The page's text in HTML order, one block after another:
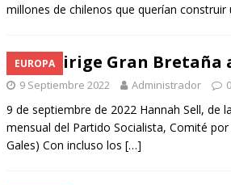
[ 10 Octubre 2025 ] La
millones de chilenos que querían
EUROPA
¿Se dirige Gran Bretaña
9 Septiembre 2022 Administrador 0
9 de septiembre de 2022 Hannah Sell, de
mensual del Partido Socialista, Comité
Gales) Con incluso los […]